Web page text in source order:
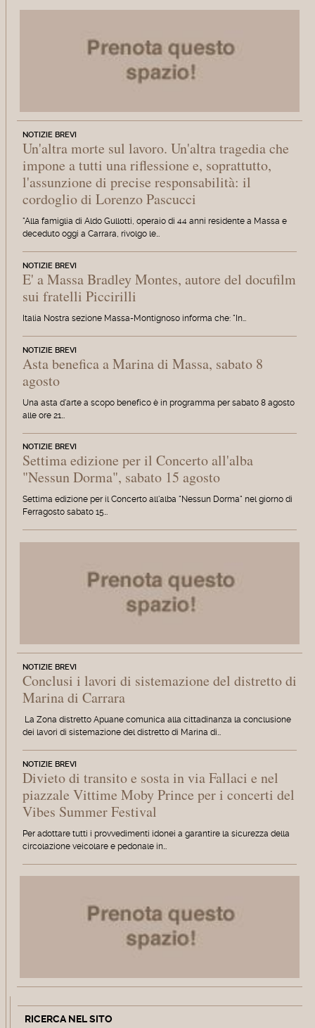
NOTIZIE BREVI
Un'altra morte sul lavoro. Un'altra tragedia che
impone a tutti una riflessione e, soprattutto,
l'assunzione di precise responsabilità: il
cordoglio di Lorenzo Pascucci
"Alla famiglia di Aldo Gullotti, operaio di 44 anni residente a Massa e
deceduto oggi a Carrara, rivolgo le…
NOTIZIE BREVI
E' a Massa Bradley Montes, autore del docufilm
sui fratelli Piccirilli
Italia Nostra sezione Massa-Montignoso informa che: "In…
NOTIZIE BREVI
Asta benefica a Marina di Massa, sabato 8
agosto
Una asta d'arte a scopo benefico è in programma per sabato 8 agosto
alle ore 21…
NOTIZIE BREVI
Settima edizione per il Concerto all'alba
"Nessun Dorma", sabato 15 agosto
Settima edizione per il Concerto all'alba "Nessun Dorma" nel giorno di
Ferragosto sabato 15…
NOTIZIE BREVI
Conclusi i lavori di sistemazione del distretto di
Marina di Carrara
La Zona distretto Apuane comunica alla cittadinanza la conclusione
dei lavori di sistemazione del distretto di Marina di…
NOTIZIE BREVI
Divieto di transito e sosta in via Fallaci e nel
piazzale Vittime Moby Prince per i concerti del
Vibes Summer Festival
Per adottare tutti i provvedimenti idonei a garantire la sicurezza della
circolazione veicolare e pedonale in…
RICERCA NEL SITO